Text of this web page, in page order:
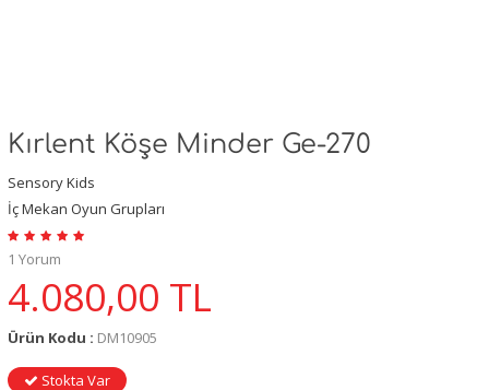
Kırlent Köşe Minder Ge-270
Sensory Kids
İç Mekan Oyun Grupları
1 Yorum
4.080,00 TL
Ürün Kodu : DM10905
Stokta Var